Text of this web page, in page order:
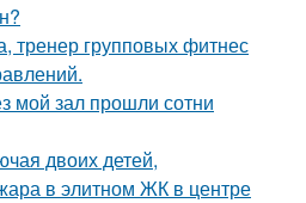
тренер групповых фитнес
мой зал прошли сотни
двоих детей,
в элитном ЖК в центре